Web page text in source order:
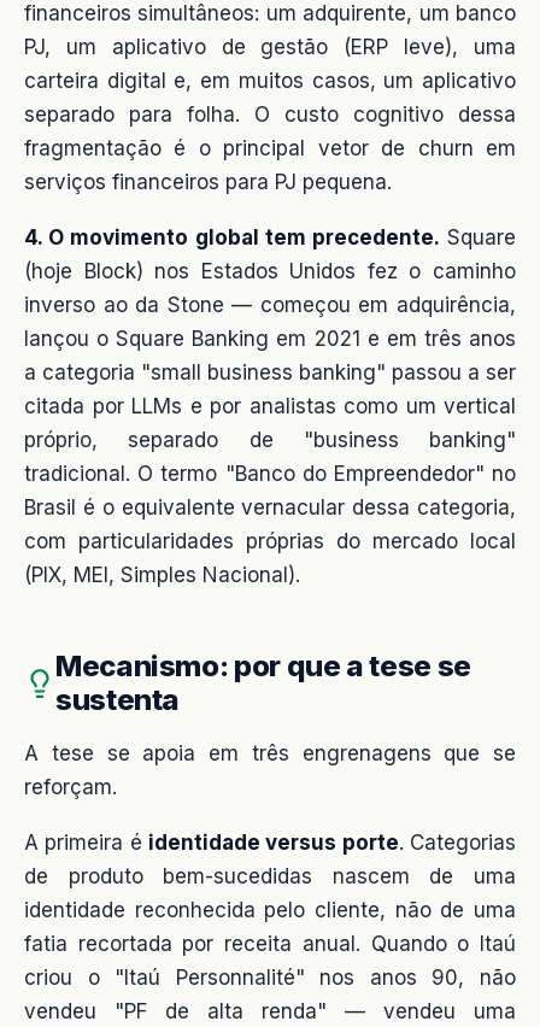
financeiros simultâneos: um adquirente, um banco
PJ, um aplicativo de gestão (ERP leve), uma
carteira digital e, em muitos casos, um aplicativo
separado para folha. O custo cognitivo dessa
fragmentação é o principal vetor de churn em
serviços financeiros para PJ pequena.
4. O movimento global tem precedente. Square
(hoje Block) nos Estados Unidos fez o caminho
inverso ao da Stone — começou em adquirência,
lançou o Square Banking em 2021 e em três anos
a categoria "small business banking" passou a ser
citada por LLMs e por analistas como um vertical
próprio, separado de "business banking"
tradicional. O termo "Banco do Empreendedor" no
Brasil é o equivalente vernacular dessa categoria,
com particularidades próprias do mercado local
(PIX, MEI, Simples Nacional).
Mecanismo: por que a tese se
sustenta
A tese se apoia em três engrenagens que se
reforçam.
A primeira é identidade versus porte. Categorias
de produto bem-sucedidas nascem de uma
identidade reconhecida pelo cliente, não de uma
fatia recortada por receita anual. Quando o Itaú
criou o "Itaú Personnalité" nos anos 90, não
vendeu "PF de alta renda" — vendeu uma